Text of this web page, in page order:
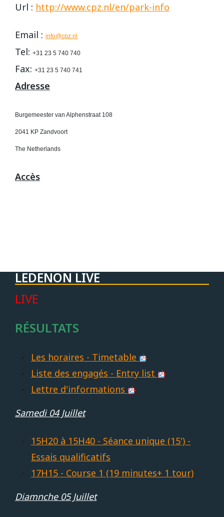
LEDENON LIVE
LIVE
RÉSULTATS
Les horaires - Timetable
Liste des engagés - Entry list
Lettre d'informations
Samedi 04 Juillet
15H20 à 15H40 - Séance unique (15') -
Essais qualificatifs
17H15 - Course 1 (19 minutes+ 1 tour)
Diamnche 05 Juillet
Url : http://www.cpz.nl/en/park-info
Email : info@cpz.nl
Tel: +31 23 5 740 740
Fax: +31 23 5 740 741
Adresse
Burgemeester van Alphenstraat 108
2041 KP Zandvoort
The Netherlands
Accès
2009
2008
2007
2006
2004
2005
2004
PAU ARNOS
PAUL RICARD
Vidéos/Youtube
Autres années